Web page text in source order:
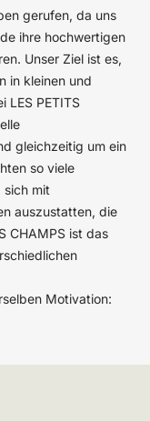
gerufen, da uns
ihre hochwertigen
Unser Ziel ist es,
in kleinen und
LES PETITS
gleichzeitig um ein
so viele
sich mit
auszustatten, die
CHAMPS ist das
Motivation: